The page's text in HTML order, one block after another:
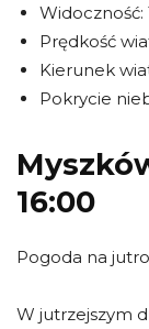
Prędkość
Kierunek
Pokrycie
16:00
Pogoda na
W jutrzejszym